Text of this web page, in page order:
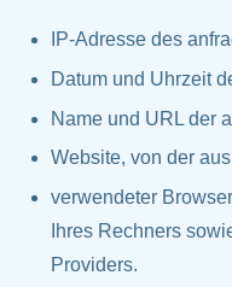
IP-Adresse des
Datum und Uhrzeit
Name und URL der
Website, von der
verwendeter
Ihres Rechners
Providers.